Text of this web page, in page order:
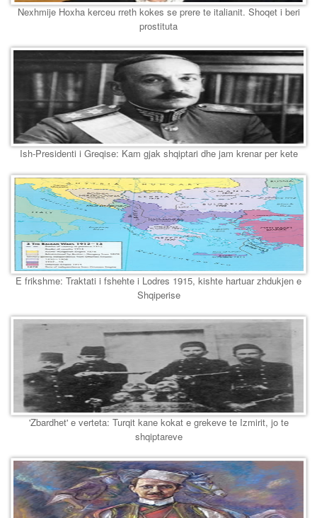
Nexhmije Hoxha kerceu rreth kokes se prere te italianit. Shoqet i beri
prostituta
Ish-Presidenti i Greqise: Kam gjak shqiptari dhe jam krenar per kete
E frikshme: Traktati i fshehte i Lodres 1915, kishte hartuar zhdukjen e
Shqiperise
'Zbardhet' e verteta: Turqit kane kokat e grekeve te Izmirit, jo te
shqiptareve